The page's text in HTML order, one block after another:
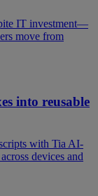
IT investment—
move from
into reusable
with Tia AI-
devices and